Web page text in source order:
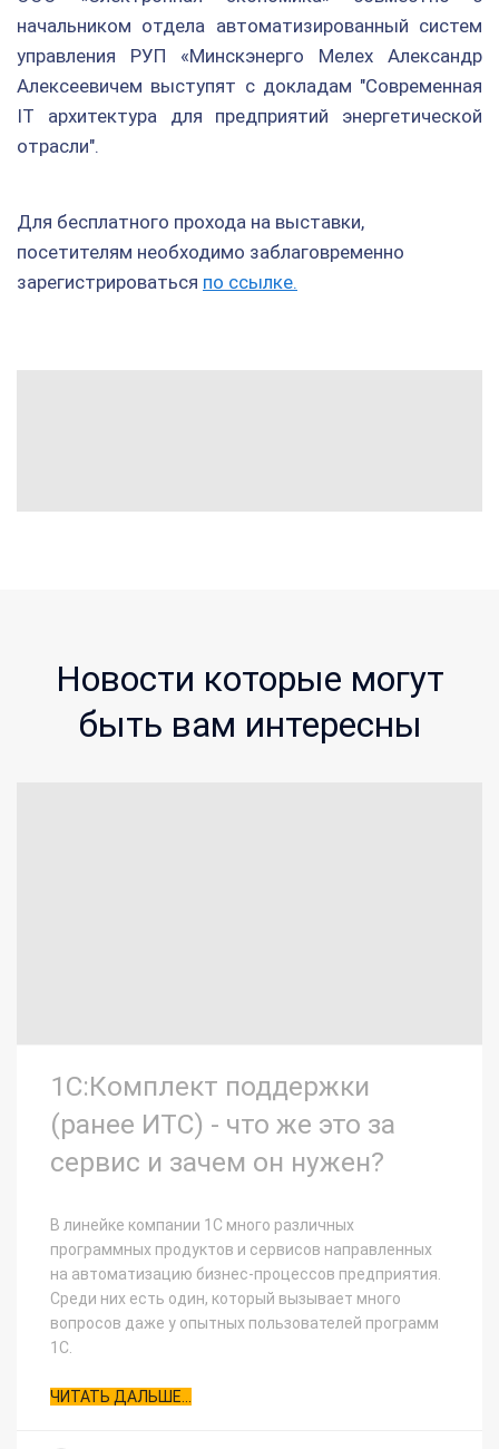
начальником отдела автоматизированный систем
управления РУП «Минскэнерго Мелех Александр
Алексеевичем выступят с докладам "Современная
IT архитектура для предприятий энергетической
отрасли".
Для бесплатного прохода на выставки,
посетителям необходимо заблаговременно
зарегистрироваться по ссылке.
Новости которые могут
быть вам интересны
1С:Комплект поддержки
(ранее ИТС) - что же это за
сервис и зачем он нужен?
В линейке компании 1С много различных
программных продуктов и сервисов направленных
на автоматизацию бизнес-процессов предприятия.
Среди них есть один, который вызывает много
вопросов даже у опытных пользователей программ
1С.
ЧИТАТЬ ДАЛЬШЕ...